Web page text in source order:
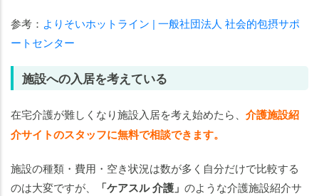
参考： よりそいホットライン | 一般社団法人 社会的包摂サポ
ートセンター
施設への入居を考えている
在宅介護が難しくなり施設入居を考え始めたら、 介護施設紹
介サイトのスタッフに無料で相談できます。
施設の種類・費用・空き状況は数が多く自分だけで比較する
のは大変ですが、
「ケアスル 介護」 のような介護施設紹介サ